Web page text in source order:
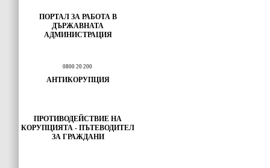
ПОРТАЛ ЗА РАБОТА В
ДЪРЖАВНАТА
АДМИНИСТРАЦИЯ
0800 20 200
АНТИКОРУПЦИЯ
ПРОТИВОДЕЙСТВИЕ НА
КОРУПЦИЯТА - ПЪТЕВОДИТЕЛ
ЗА ГРАЖДАНИ